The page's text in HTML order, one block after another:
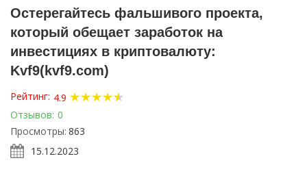
Остерегайтесь фальшивого проекта,
который обещает заработок на
инвестициях в криптовалюту:
Kvf9(kvf9.com)
Рейтинг: 4.9 ★★★★★
★
Отзывов: 0
Просмотры: 863
15.12.2023